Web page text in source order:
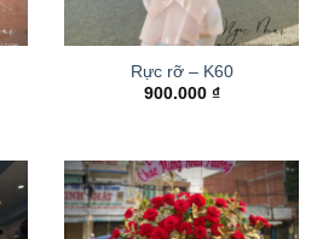
Rực rỡ – K60
900.000 ₫